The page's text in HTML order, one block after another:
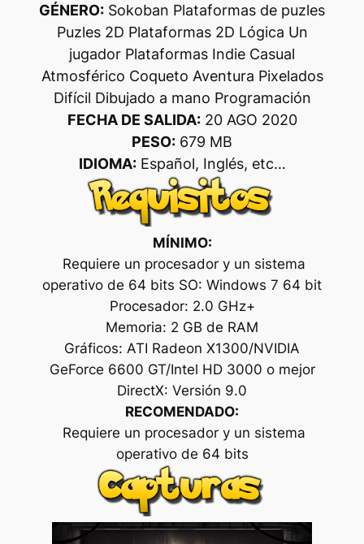
GÉNERO: Sokoban Plataformas de puzles
Puzles 2D Plataformas 2D Lógica Un
jugador Plataformas Indie Casual
Atmosférico Coqueto Aventura Pixelados
Difícil Dibujado a mano Programación
FECHA DE SALIDA:20 AGO 2020
PESO: 679 MB
IDIOMA:Español, Inglés, etc…
MÍNIMO:
Requiere un procesador y un sistema
operativo de 64 bits SO: Windows 7 64 bit
Procesador: 2.0 GHz+
Memoria: 2 GB de RAM
Gráficos: ATI Radeon X1300/NVIDIA
GeForce 6600 GT/Intel HD 3000 o mejor
DirectX: Versión 9.0
RECOMENDADO:
Requiere un procesador y un sistema
operativo de 64 bits